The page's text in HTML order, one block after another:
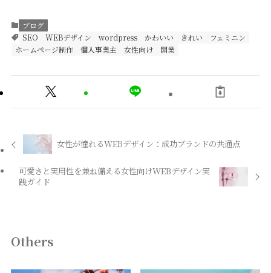
ブログ
SEO
WEBデザイン wordpress かわいい きれい
フェミニン
ホームページ制作
個人事業主 女性向け 開業
女性が憧れるWEBデザイン：成功ブランドの共通点
可愛さと実用性を兼ね備える女性向けWEBデザイン実
践ガイド
Others